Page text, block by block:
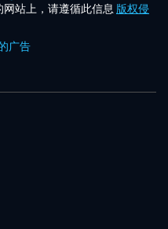
站上，请遵循此信息版权侵
广告